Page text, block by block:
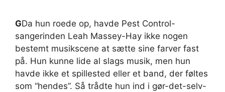
GDa hun roede op, havde Pest Control-
sangerinden Leah Massey-Hay ikke nogen
bestemt musikscene at sætte sine farver fast
på. Hun kunne lide al slags musik, men hun
havde ikke et spillested eller et band, der føltes
som “hendes”. Så trådte hun ind i gør-det-selv-